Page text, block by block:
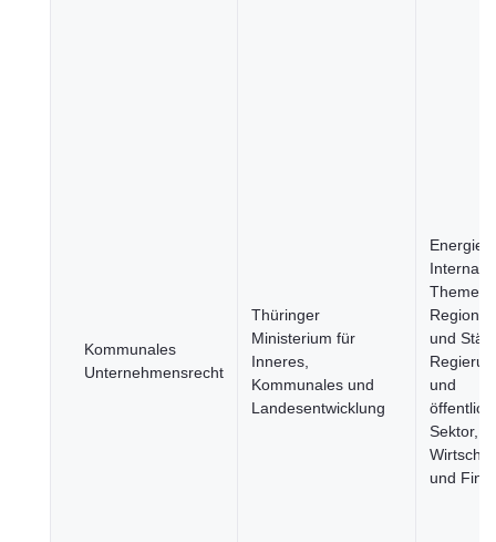
Kommunales
Unternehmensrecht
Thüringer
Ministerium für
Inneres,
Kommunales und
Landesentwicklung
Energie,
Themen,
Regionen
und
und
Sektor,
und